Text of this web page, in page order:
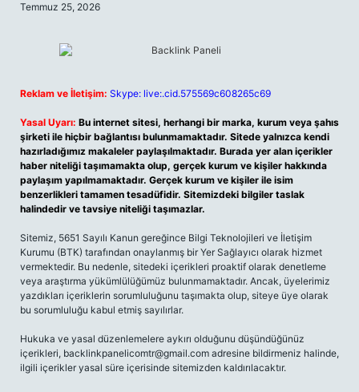
Temmuz 25, 2026
Reklam ve İletişim: Skype: live:.cid.575569c608265c69
Yasal Uyarı: Bu internet sitesi, herhangi bir marka, kurum veya şahıs
şirketi ile hiçbir bağlantısı bulunmamaktadır. Sitede yalnızca kendi
hazırladığımız makaleler paylaşılmaktadır. Burada yer alan içerikler
haber niteliği taşımamakta olup, gerçek kurum ve kişiler hakkında
paylaşım yapılmamaktadır. Gerçek kurum ve kişiler ile isim
benzerlikleri tamamen tesadüfidir. Sitemizdeki bilgiler taslak
halindedir ve tavsiye niteliği taşımazlar.
Sitemiz, 5651 Sayılı Kanun gereğince Bilgi Teknolojileri ve İletişim
Kurumu (BTK) tarafından onaylanmış bir Yer Sağlayıcı olarak hizmet
vermektedir. Bu nedenle, sitedeki içerikleri proaktif olarak denetleme
veya araştırma yükümlülüğümüz bulunmamaktadır. Ancak, üyelerimiz
yazdıkları içeriklerin sorumluluğunu taşımakta olup, siteye üye olarak
bu sorumluluğu kabul etmiş sayılırlar.
Hukuka ve yasal düzenlemelere aykırı olduğunu düşündüğünüz
içerikleri, backlinkpanelicomtr@gmail.com adresine bildirmeniz halinde,
ilgili içerikler yasal süre içerisinde sitemizden kaldırılacaktır.